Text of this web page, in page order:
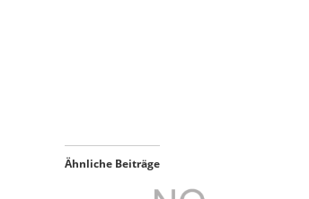
Ähnliche Beiträge